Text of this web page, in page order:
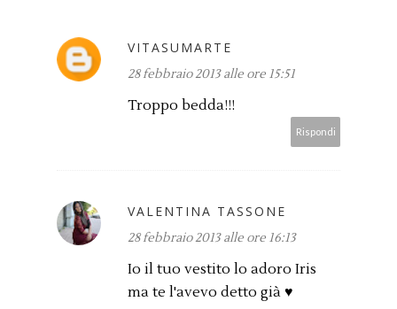
VITASUMARTE
28 febbraio 2013 alle ore 15:51
Troppo bedda!!!
Rispondi
VALENTINA TASSONE
28 febbraio 2013 alle ore 16:13
Io il tuo vestito lo adoro Iris
ma te l'avevo detto già ♥